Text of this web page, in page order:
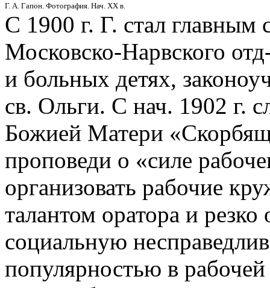
Г. А. Гапон. Фотография. Нач. ХХ в.
С 1900 г. Г. стал
Московско-Нарвского
и больных детях,
св. Ольги. С нач. 1902 г.
Божией Матери
проповеди о «силе
организовать рабочие
талантом оратора и
социальную
популярностью в рабочей